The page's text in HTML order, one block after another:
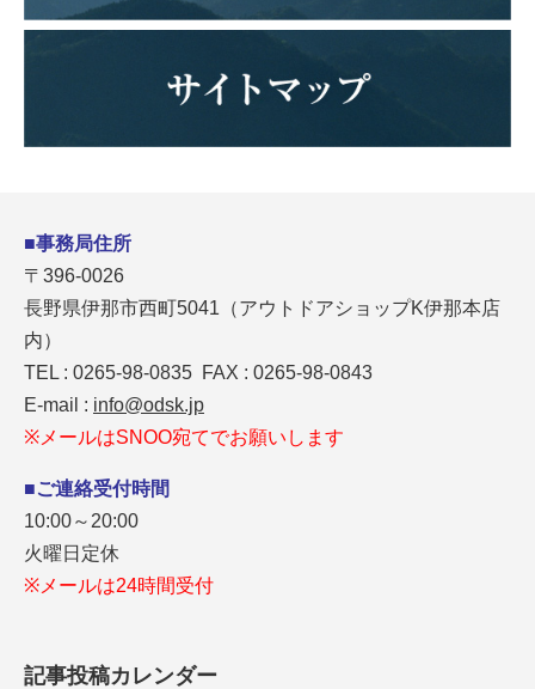
■事務局住所
〒396-0026
長野県伊那市西町5041（アウトドアショップK伊那本店
内）
TEL : 0265-98-0835 FAX : 0265-98-0843
E-mail : info@odsk.jp
※メールはSNOO宛てでお願いします
■ご連絡受付時間
10:00～20:00
火曜日定休
※メールは24時間受付
記事投稿カレンダー